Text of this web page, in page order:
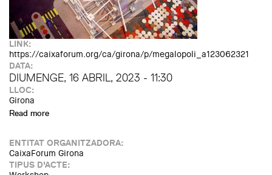
LINK:
https://caixaforum.org/ca/girona/p/megalopoli_a123062321
DATA:
DIUMENGE, 16 ABRIL, 2023 - 11:30
LLOC:
Girona
Read more
ENTITAT ORGANITZADORA:
CaixaForum Girona
TIPUS D'ACTE: